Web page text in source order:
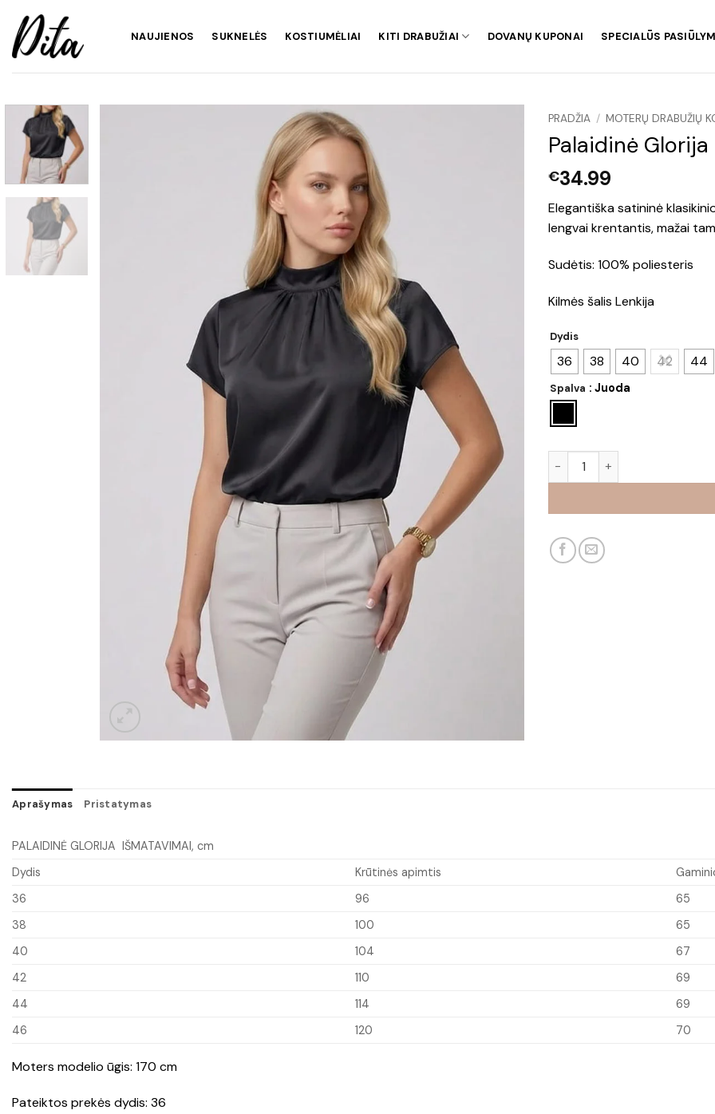
content
NAUJIENOS SUKNELĖS KOSTIUMĖLIAI KITI DRABUŽIAI DOVANŲ KUPONAI SPECIALŪS
PRADŽIA / MOTERŲ DRABUŽIŲ
Palaidinė Glorija
€34.99
Elegantiška satininė
lengvai krentantis, mažai
Sudėtis: 100% poliesteris
Kilmės šalis Lenkija
Dydis
36 38 40 42 44
Spalva : Juoda
produkto kiekis: Palaidinė
Aprašymas Pristatymas
PALAIDINĖ GLORIJA IŠMATAVIMAI, cm
Dydis
Krūtinės apimtis
36
96
65
38
100
65
40
104
67
42
110
69
44
114
69
46
120 70
Moters modelio ūgis: 170 cm
Pateiktos prekės dydis: 36